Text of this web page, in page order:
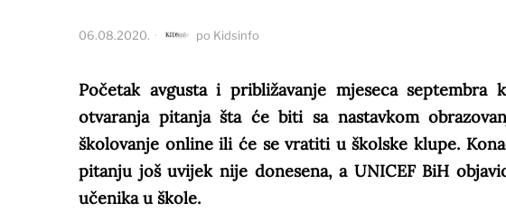
06.08.2020. po Kidsinfo
Početak avgusta i približavanje mjeseca
otvaranja pitanja šta će biti sa nastavkom
školovanje online ili će se vratiti u školske klupe.
pitanju još uvijek nije donesena, a UNICEF BiH
učenika u škole.